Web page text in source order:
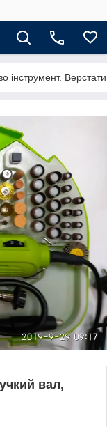
інструмент. Верстати
вал,